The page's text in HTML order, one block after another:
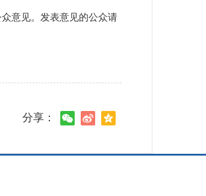
意见。发表意见的公众请
分享：